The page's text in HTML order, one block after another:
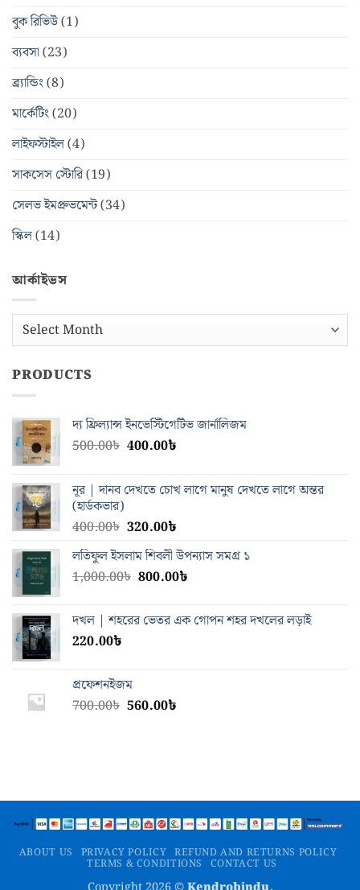
বুক রিভিউ(1)
ব্যবসা(23)
ব্র্যান্ডিং(8)
মার্কেটিং(20)
লাইফস্টাইল(4)
সাকসেস স্টোরি(19)
সেলভ ইমপ্রুভমেন্ট(34)
স্কিল(14)
আর্কাইভস
আর্কাইভস
PRODUCTS
দ্য ফ্রিল্যান্স ইনভেস্টিগেটিভ জার্নালিজম
500.00৳ Original
500.00৳.
400.00৳Current
400.00৳.
নূর | দানব দেখতে চোখ লাগে মানুষ দেখতে লাগে অন্তর
(হার্ডকভার)
400.00৳ Original
was:
400.00৳.
320.00৳Current
is:
320.00৳.
লতিফুল ইসলাম শিবলী উপন্যাস সমগ্র ১
1,000.00৳ Original
1,000.00৳.
800.00৳Current
800.00৳.
দখল | শহরের ভেতর এক গোপন শহর দখলের লড়াই
220.00৳
প্রফেশনইজম
700.00৳ Original
560.00৳Current
ABOUT US PRIVACY POLICY REFUND AND RETURNS POLICY
TERMS & CONDITIONS CONTACT US